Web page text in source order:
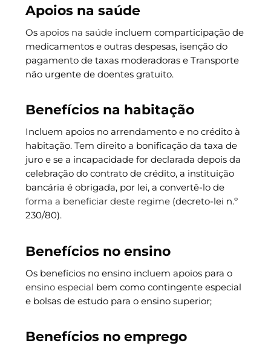
Apoios na saúde
Os apoios na saúdeincluem comparticipação de
medicamentos e outras despesas, isenção do
pagamento de taxas moderadoras e Transporte
não urgente de doentes gratuito.
Benefícios na habitação
Incluem apoios no arrendamento e no crédito à
habitação. Tem direito a bonificação da taxa de
juro e se a incapacidade for declarada depois da
celebração do contrato de crédito, a instituição
bancária é obrigada, por lei, a convertê-lo de
forma a beneficiar deste regime(decreto-lei n.º
230/80).
Benefícios no ensino
Os benefícios no ensino incluem apoios para o
ensino especial bem como contingente especial
e bolsas de estudo para o ensino superior;
Benefícios no emprego